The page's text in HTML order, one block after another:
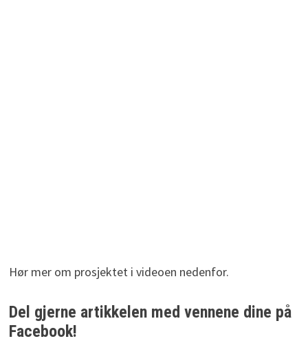
Hør mer om prosjektet i videoen nedenfor.
Del gjerne artikkelen med vennene dine på
Facebook!